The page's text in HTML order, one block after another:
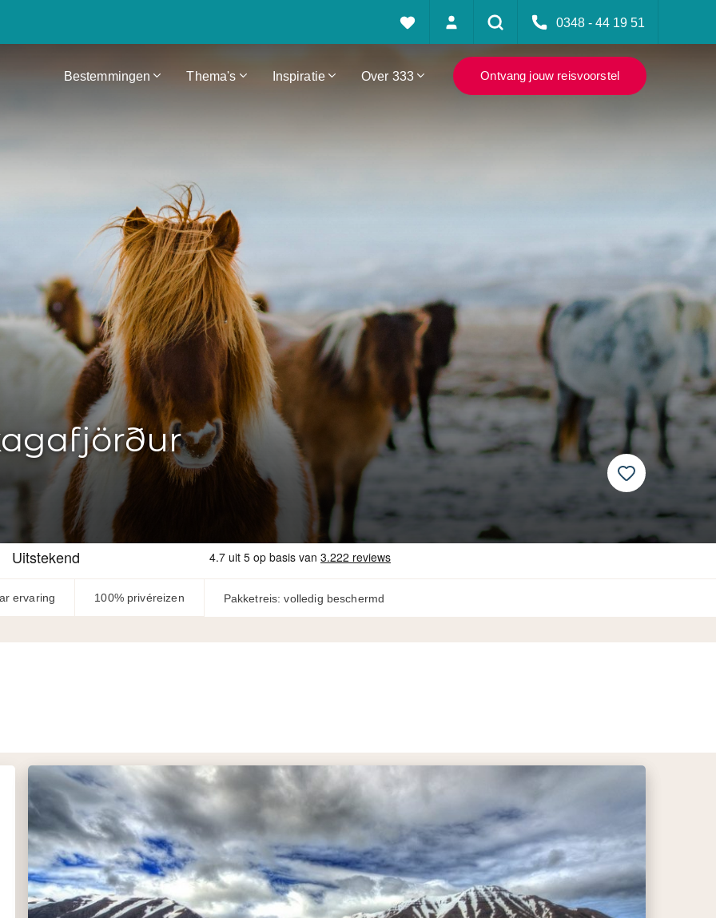
0348 - 44 19 51
Bestemmingen Thema's Inspiratie Over 333 Ontvang jouw reisvoorstel
ervaring 100% privéreizen Pakketreis: volledig beschermd